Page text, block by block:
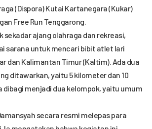
(Dispora) Kutai Kartanegara (Kukar)
Free Run Tenggarong.
sekadar ajang olahraga dan rekreasi,
sarana untuk mencari bibit atlet lari
dan Kalimantan Timur (Kaltim). Ada dua
ditawarkan, yaitu 5 kilometer dan 10
dibagi menjadi dua kelompok, yaitu umum
secara resmi melepas para